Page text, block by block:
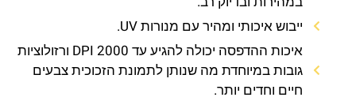
ייבוש איכותי ומהיר עם מנורות UV.
איכות ההדפסה יכולה להגיע עד 2000 DPI ורזולוציות
גובות במיוחדת מה שנותן לתמונת הזכוכית צבעים
חיים וחדים יותר.